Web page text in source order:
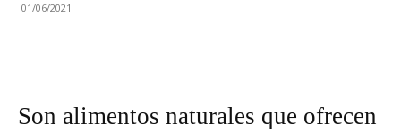
01/06/2021
Son alimentos naturales que ofrecen